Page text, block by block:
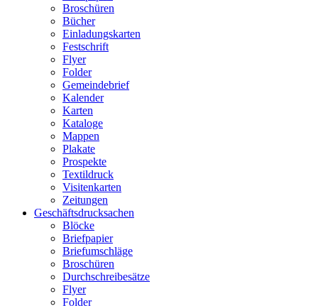
Broschüren
Bücher
Einladungskarten
Festschrift
Flyer
Folder
Gemeindebrief
Kalender
Karten
Kataloge
Mappen
Plakate
Prospekte
Textildruck
Visitenkarten
Zeitungen
Geschäftsdrucksachen
Blöcke
Briefpapier
Briefumschläge
Broschüren
Durchschreibesätze
Flyer
Folder